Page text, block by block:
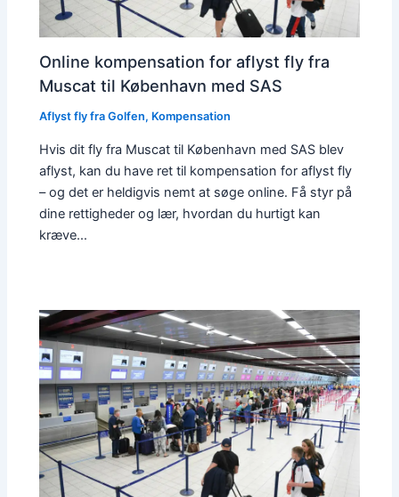
Online kompensation for aflyst fly fra
Muscat til København med SAS
Aflyst fly fra Golfen, Kompensation
Hvis dit fly fra Muscat til København med SAS blev
aflyst, kan du have ret til kompensation for aflyst fly
– og det er heldigvis nemt at søge online. Få styr på
dine rettigheder og lær, hvordan du hurtigt kan
kræve…